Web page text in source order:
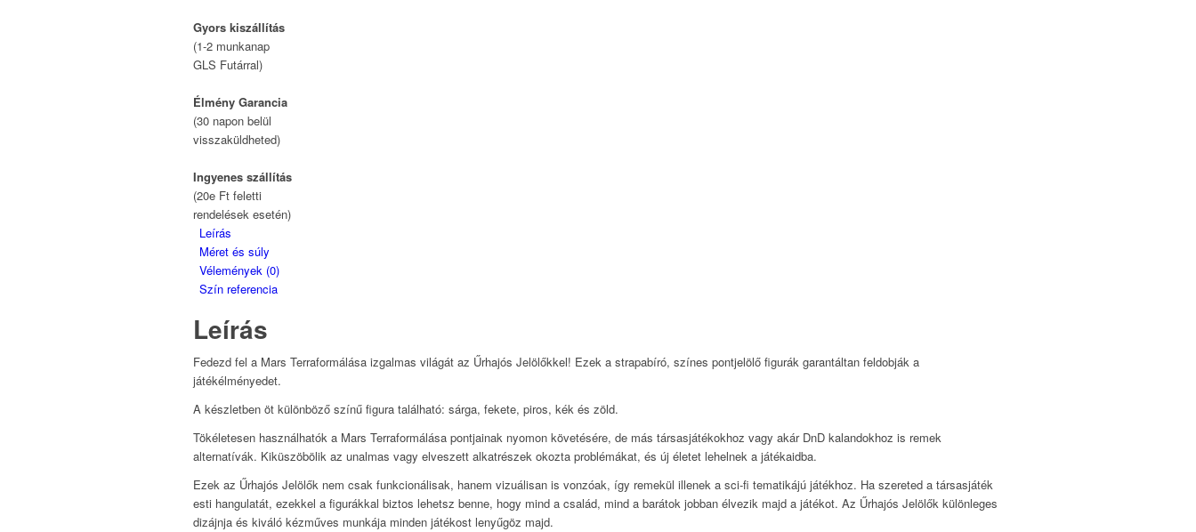
Gyors kiszállítás
(1-2 munkanap
GLS Futárral)
Élmény Garancia
(30 napon belül
visszaküldheted)
Ingyenes szállítás
(20e Ft feletti
rendelések esetén)
Leírás
Méret és súly
Vélemények (0)
Szín referencia
Leírás
Fedezd fel a Mars Terraformálása izgalmas világát az Űrhajós Jelölőkkel! Ezek a strapabíró, színes pontjelölő figurák garantáltan feldobják a
játékélményedet.
A készletben öt különböző színű figura található: sárga, fekete, piros, kék és zöld.
Tökéletesen használhatók a Mars Terraformálása pontjainak nyomon követésére, de más társasjátékokhoz vagy akár DnD kalandokhoz is remek
alternatívák. Kiküszöbölik az unalmas vagy elveszett alkatrészek okozta problémákat, és új életet lehelnek a játékaidba.
Ezek az Űrhajós Jelölők nem csak funkcionálisak, hanem vizuálisan is vonzóak, így remekül illenek a sci-fi tematikájú játékhoz. Ha szereted a társasjáték
esti hangulatát, ezekkel a figurákkal biztos lehetsz benne, hogy mind a család, mind a barátok jobban élvezik majd a játékot. Az Űrhajós Jelölők különleges
dizájnja és kiváló kézműves munkája minden játékost lenyűgöz majd.